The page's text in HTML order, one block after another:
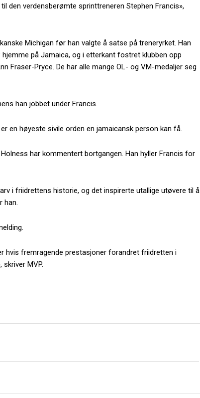
den verdensberømte sprinttreneren Stephen Francis»,
Michigan før han valgte å satse på treneryrket. Han
på Jamaica, og i etterkant fostret klubben opp
Fraser-Pryce. De har alle mange OL- og VM-medaljer seg
han jobbet under Francis.
en høyeste sivile orden en jamaicansk person kan få.
har kommentert bortgangen. Han hyller Francis for
i friidrettens historie, og det inspirerte utallige utøvere til å
han.
hvis fremragende prestasjoner forandret friidretten i
MVP.